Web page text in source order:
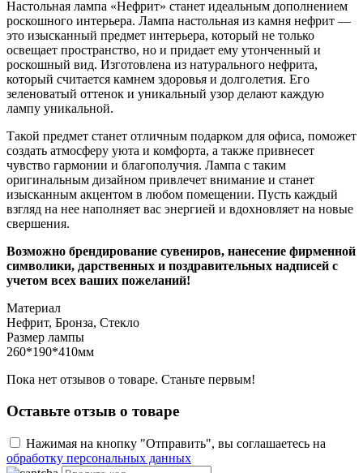
Настольная лампа «Нефрит» станет идеальным дополнением
роскошного интерьера. Лампа настольная из камня нефрит —
это изысканный предмет интерьера, который не только
освещает пространство, но и придает ему утонченный и
роскошный вид. Изготовлена из натурального нефрита,
который считается камнем здоровья и долголетия. Его
зеленоватый оттенок и уникальный узор делают каждую
лампу уникальной.
Такой предмет станет отличным подарком для офиса, поможет
создать атмосферу уюта и комфорта, а также привнесет
чувство гармонии и благополучия. Лампа с таким
оригинальным дизайном привлечет внимание и станет
изысканным акцентом в любом помещении. Пусть каждый
взгляд на нее наполняет вас энергией и вдохновляет на новые
свершения.
Возможно брендирование сувениров, нанесение фирменной
символики, дарственных и поздравительных надписей с
учетом всех ваших пожеланий!
Материал
Нефрит, Бронза, Стекло
Размер лампы
260*190*410мм
Пока нет отзывов о товаре. Станьте первым!
Оставьте отзыв о товаре
Нажимая на кнопку "Отправить", вы соглашаетесь на
обработку персональных данных